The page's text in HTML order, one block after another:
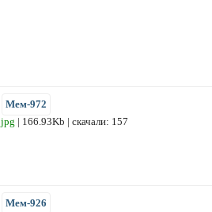
Мем-972
jpg | 166.93Kb | скачали: 157
Мем-926